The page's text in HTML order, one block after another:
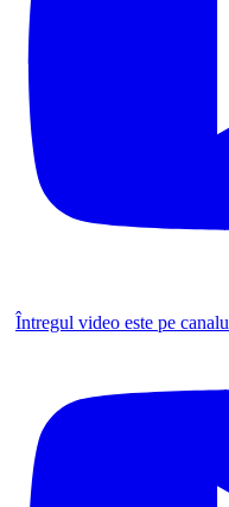
Întregul video este pe